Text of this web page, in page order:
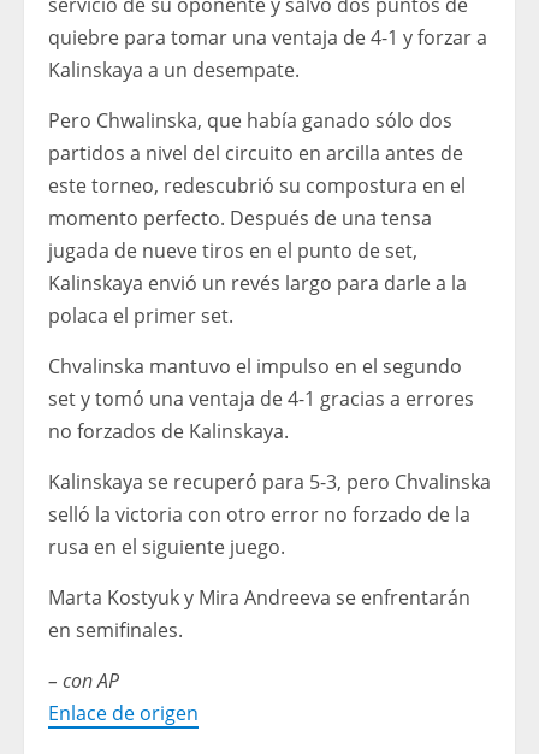
quiebre para tomar una ventaja de 4-1 y forzar a
Kalinskaya a un desempate.
Pero Chwalinska, que había ganado sólo dos
partidos a nivel del circuito en arcilla antes de
este torneo, redescubrió su compostura en el
momento perfecto. Después de una tensa
jugada de nueve tiros en el punto de set,
Kalinskaya envió un revés largo para darle a la
polaca el primer set.
Chvalinska mantuvo el impulso en el segundo
set y tomó una ventaja de 4-1 gracias a errores
no forzados de Kalinskaya.
Kalinskaya se recuperó para 5-3, pero Chvalinska
selló la victoria con otro error no forzado de la
rusa en el siguiente juego.
Marta Kostyuk y Mira Andreeva se enfrentarán
en semifinales.
– con AP
Enlace de origen